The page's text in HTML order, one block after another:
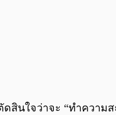
สินใจว่าจะ “ทำความ